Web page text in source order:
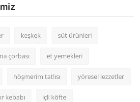
keşkek süt ürünleri
çorbası et yemekleri
höşmerim tatlısı yöresel lezzetler
kebabı içli köfte